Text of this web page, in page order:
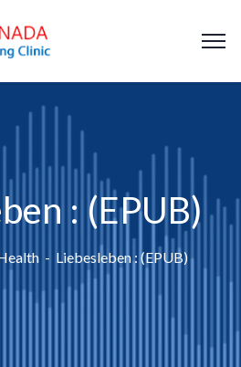
: (EPUB)
Liebesleben : (EPUB)